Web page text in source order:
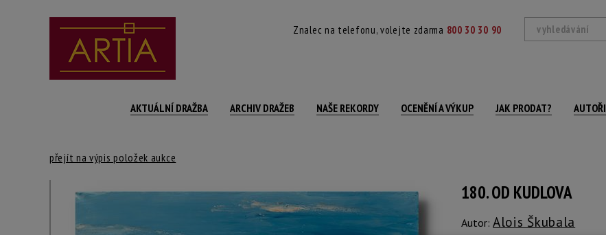
Znalec na telefonu, volejte zdarma 800 30 30 90
AKTUÁLNÍ DRAŽBA ARCHIV DRAŽEB NAŠE REKORDY OCENĚNÍ A VÝKUP JAK PRODAT? AUTOŘI
přejít na výpis položek aukce
180. OD KUDLOVA
Autor: Alois Škubala